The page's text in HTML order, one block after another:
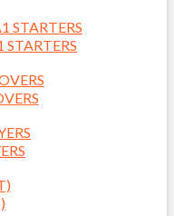
STARTERS
STARTERS